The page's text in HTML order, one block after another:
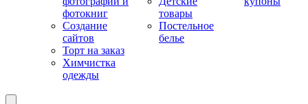
фотокниг
Создание
сайтов
Торт на заказ
Химчистка
одежды
товары
Постельное
белье